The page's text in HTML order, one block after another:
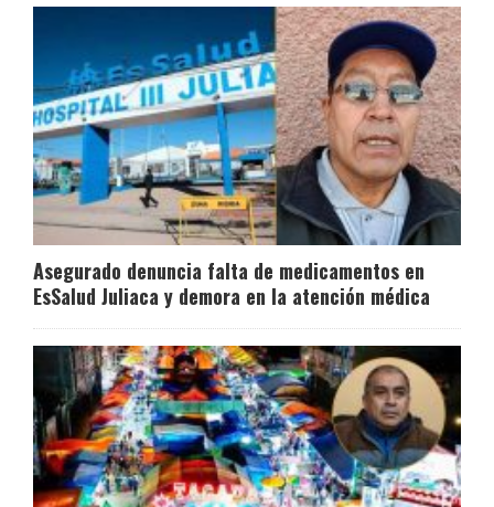
Asegurado denuncia falta de medicamentos en
EsSalud Juliaca y demora en la atención médica